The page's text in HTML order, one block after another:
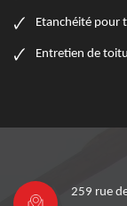
Etanchéité pour
Entretien de
259 rue